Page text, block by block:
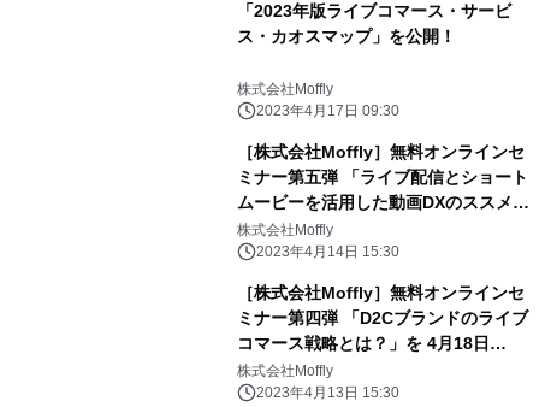
「2023年版ライブコマース・サービ
ス・カオスマップ」を公開！
株式会社Moffly
2023年4月17日 09:30
［株式会社Moffly］無料オンラインセ
ミナー第五弾 「ライブ配信とショート
ムービーを活用した動画DXのススメ」
を 4月20日(木)15:00～16:00にて開催
株式会社Moffly
2023年4月14日 15:30
［株式会社Moffly］無料オンラインセ
ミナー第四弾 「D2Cブランドのライブ
コマース戦略とは？」を 4月18日
(火)17:00～18:00にて開催
株式会社Moffly
2023年4月13日 15:30